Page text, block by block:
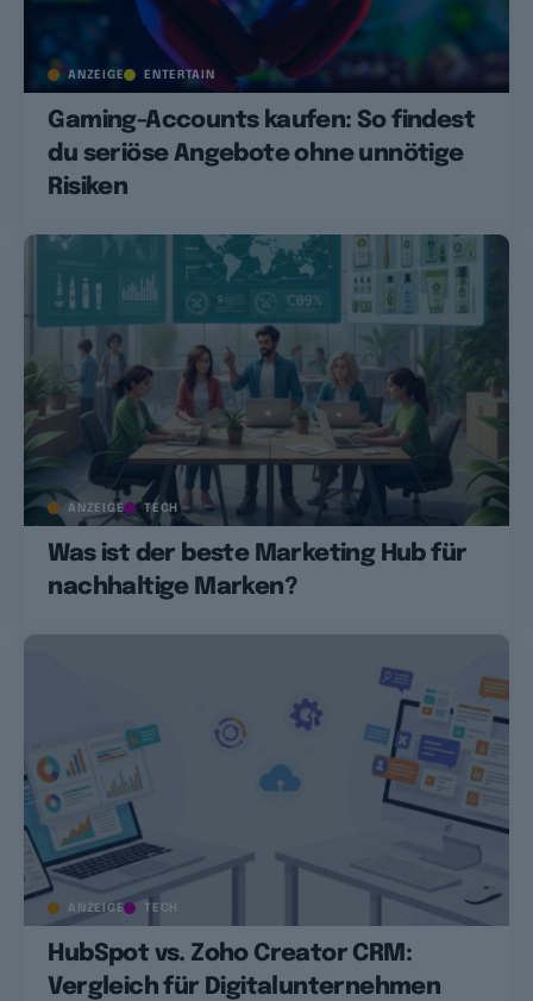
ANZEIGE ENTERTAIN
Gaming-Accounts kaufen: So findest
du seriöse Angebote ohne unnötige
Risiken
ANZEIGE TECH
Was ist der beste Marketing Hub für
nachhaltige Marken?
ANZEIGE TECH
HubSpot vs. Zoho Creator CRM:
Vergleich für Digitalunternehmen